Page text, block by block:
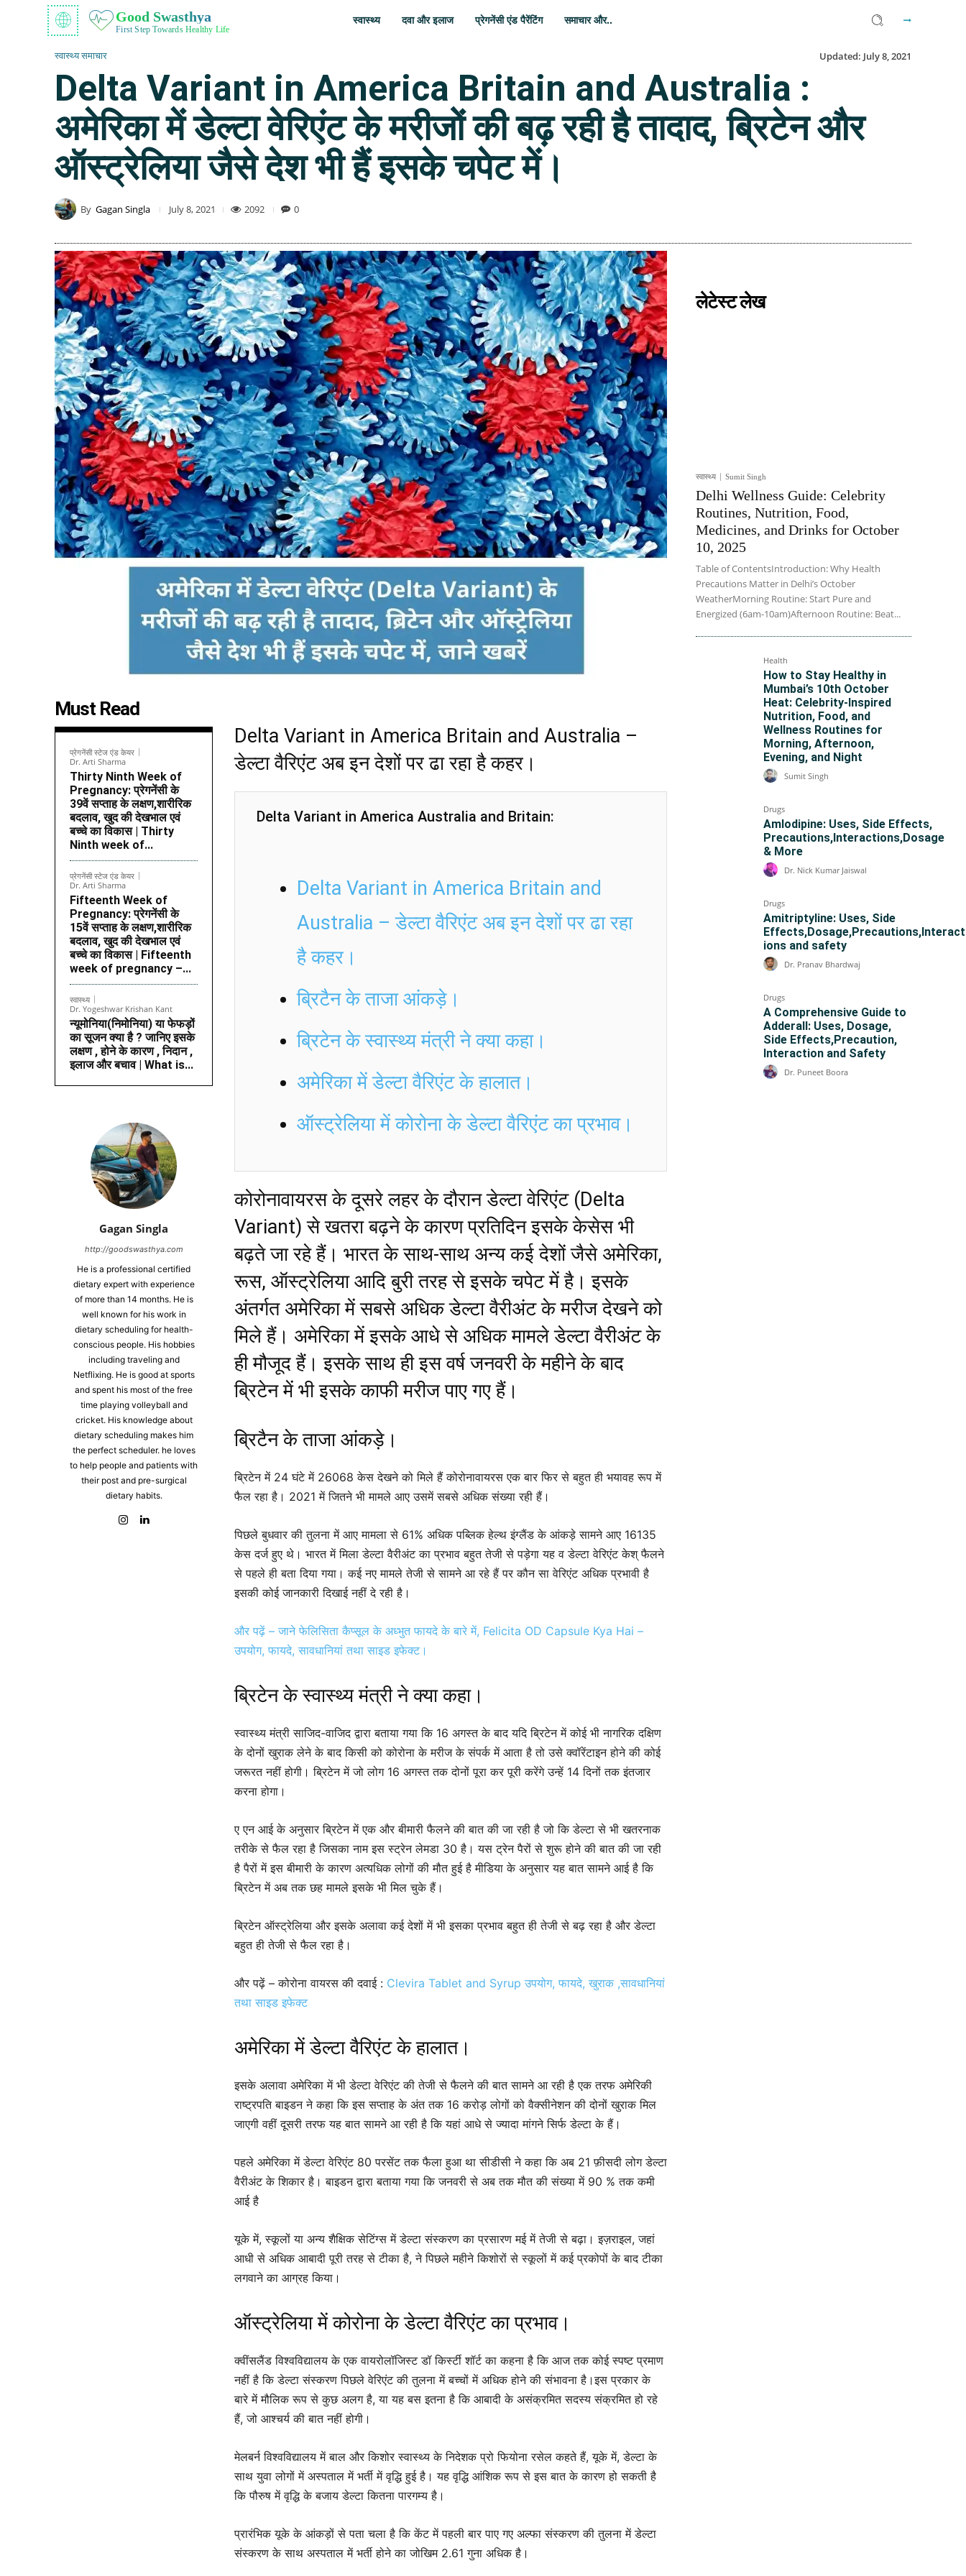
Good Swasthya
First Step Towards Healthy Life
स्वास्थ्य दवा और इलाज प्रेगनेंसी एंड पैरेंटिंग समाचार और..
स्वास्थ्य समाचार Updated: July 8, 2021
Delta Variant in America Britain and Australia :
अमेरिका में डेल्टा वेरिएंट के मरीजों की बढ़ रही है तादाद, ब्रिटेन और
ऑस्ट्रेलिया जैसे देश भी हैं इसके चपेट में।
By Gagan Singla July 8, 2021 2092 0
Must Read
प्रेगनेंसी स्टेज एंड केयर
Dr. Arti Sharma
Thirty Ninth Week of
Pregnancy: प्रेगनेंसी के
39वें सप्ताह के लक्षण,शारीरिक
बदलाव, खुद की देखभाल एवं
बच्चे का विकास | Thirty
Ninth week of...
प्रेगनेंसी स्टेज एंड केयर
Dr. Arti Sharma
Fifteenth Week of
Pregnancy: प्रेगनेंसी के
15वें सप्ताह के लक्षण,शारीरिक
बदलाव, खुद की देखभाल एवं
बच्चे का विकास | Fifteenth
week of pregnancy –...
स्वास्थ्य
Dr. Yogeshwar Krishan Kant
न्यूमोनिया(निमोनिया) या फेफड़ों
का सूजन क्या है ? जानिए इसके
लक्षण , होने के कारण , निदान ,
इलाज और बचाव | What is...
Gagan Singla
http://goodswasthya.com
He is a professional certified
dietary expert with experience
of more than 14 months. He is
well known for his work in
dietary scheduling for health-
conscious people. His hobbies
including traveling and
Netflixing. He is good at sports
and spent his most of the free
time playing volleyball and
cricket. His knowledge about
dietary scheduling makes him
the perfect scheduler. he loves
to help people and patients with
their post and pre-surgical
dietary habits.
Delta Variant in America Britain and Australia –
डेल्टा वैरिएंट अब इन देशों पर ढा रहा है कहर।
Delta Variant in America Australia and Britain:
Delta Variant in America Britain and
Australia – डेल्टा वैरिएंट अब इन देशों पर ढा रहा
है कहर।
ब्रिटैन के ताजा आंकड़े।
ब्रिटेन के स्वास्थ्य मंत्री ने क्या कहा।
अमेरिका में डेल्टा वैरिएंट के हालात।
ऑस्ट्रेलिया में कोरोना के डेल्टा वैरिएंट का प्रभाव।
कोरोनावायरस के दूसरे लहर के दौरान डेल्टा वेरिएंट (Delta
Variant) से खतरा बढ़ने के कारण प्रतिदिन इसके केसेस भी
बढ़ते जा रहे हैं। भारत के साथ-साथ अन्य कई देशों जैसे अमेरिका,
रूस, ऑस्ट्रेलिया आदि बुरी तरह से इसके चपेट में है। इसके
अंतर्गत अमेरिका में सबसे अधिक डेल्टा वैरीअंट के मरीज देखने को
मिले हैं। अमेरिका में इसके आधे से अधिक मामले डेल्टा वैरीअंट के
ही मौजूद हैं। इसके साथ ही इस वर्ष जनवरी के महीने के बाद
ब्रिटेन में भी इसके काफी मरीज पाए गए हैं।
ब्रिटैन के ताजा आंकड़े।
ब्रिटेन में 24 घंटे में 26068 केस देखने को मिले हैं कोरोनावायरस एक बार फिर से बहुत ही भयावह रूप में
फैल रहा है। 2021 में जितने भी मामले आए उसमें सबसे अधिक संख्या रही हैं।
पिछले बुधवार की तुलना में आए मामला से 61% अधिक पब्लिक हेल्थ इंग्लैंड के आंकड़े सामने आए 16135
केस दर्ज हुए थे। भारत में मिला डेल्टा वैरीअंट का प्रभाव बहुत तेजी से पड़ेगा यह व डेल्टा वेरिएंट ‌केश् फैलने
से पहले ही बता दिया गया। कई नए मामले तेजी से सामने आ रहे हैं पर कौन सा वेरिएंट अधिक प्रभावी है
इसकी कोई जानकारी दिखाई नहीं दे रही है।
और पढ़ें – जाने फेलिसिता कैप्सूल के अध्भुत फायदे के बारे में, Felicita OD Capsule Kya Hai –
उपयोग, फायदे, सावधानियां तथा साइड इफेक्ट।
ब्रिटेन के स्वास्थ्य मंत्री ने क्या कहा।
स्वास्थ्य मंत्री साजिद-वाजिद द्वारा बताया गया कि 16 अगस्त के बाद यदि ब्रिटेन में कोई भी नागरिक दक्षिण
के दोनों खुराक लेने के बाद किसी को कोरोना के मरीज के संपर्क में आता है तो उसे क्वॉरेंटाइन होने की कोई
जरूरत नहीं होगी। ब्रिटेन में जो लोग 16 अगस्त तक दोनों पूरा कर पूरी करेंगे उन्हें 14 दिनों तक इंतजार
करना होगा।
ए एन आई के अनुसार ब्रिटेन में एक और बीमारी फैलने की बात की जा रही है जो कि डेल्टा से भी खतरनाक
तरीके से फैल रहा है जिसका नाम इस स्ट्रेन लेमडा 30 है। यस ट्रेन पैरों से शुरू होने की बात की जा रही
है पैरों में इस बीमारी के कारण अत्यधिक लोगों की मौत हुई है मीडिया के अनुसार यह बात सामने आई है कि
ब्रिटेन में अब तक छह मामले इसके भी मिल चुके हैं।
ब्रिटेन ऑस्ट्रेलिया और इसके अलावा कई देशों में भी इसका प्रभाव बहुत ही तेजी से बढ़ रहा है और डेल्टा
बहुत ही तेजी से फैल रहा है।
और पढ़ें – कोरोना वायरस की दवाई : Clevira Tablet and Syrup उपयोग, फायदे, खुराक ,सावधानियां
तथा साइड इफेक्ट
अमेरिका में डेल्टा वैरिएंट के हालात।
इसके अलावा अमेरिका में भी डेल्टा वेरिएंट की तेजी से फैलने की बात सामने आ रही है एक तरफ अमेरिकी
राष्ट्रपति बाइडन ने कहा कि इस सप्ताह के अंत तक 16 करोड़ लोगों को वैक्सीनेशन की दोनों खुराक मिल
जाएगी वहीं दूसरी तरफ यह बात सामने आ रही है कि यहां आधे से ज्यादा मांगने सिर्फ डेल्टा के हैं।
पहले अमेरिका में डेल्टा वेरिएंट 80 परसेंट तक फैला हुआ था सीडीसी ने कहा कि अब 21 फ़ीसदी लोग डेल्टा
वैरीअंट के शिकार है। बाइडन द्वारा बताया गया कि जनवरी से अब तक मौत की संख्या में 90 % तक कमी
आई है
यूके में, स्कूलों या अन्य शैक्षिक सेटिंग्स में डेल्टा संस्करण का प्रसारण मई में तेजी से बढ़ा। इज़राइल, जहां
आधी से अधिक आबादी पूरी तरह से टीका है, ने पिछले महीने किशोरों से स्कूलों में कई प्रकोपों ​​​​के बाद टीका
लगवाने का आग्रह किया।
ऑस्ट्रेलिया में कोरोना के डेल्टा वैरिएंट का प्रभाव।
क्वींसलैंड विश्वविद्यालय के एक वायरोलॉजिस्ट डॉ किर्स्टी शॉर्ट का कहना है कि आज तक कोई स्पष्ट प्रमाण
नहीं है कि डेल्टा संस्करण पिछले वेरिएंट की तुलना में बच्चों में अधिक होने की संभावना है।इस प्रकार के
बारे में मौलिक रूप से कुछ अलग है, या यह बस इतना है कि आबादी के असंक्रमित सदस्य संक्रमित हो रहे
हैं, जो आश्चर्य की बात नहीं होगी।
मेलबर्न विश्वविद्यालय में बाल और किशोर स्वास्थ्य के निदेशक प्रो फियोना रसेल कहते हैं, यूके में, डेल्टा के
साथ युवा लोगों में अस्पताल में भर्ती में वृद्धि हुई है। यह वृद्धि आंशिक रूप से इस बात के कारण हो सकती है
कि पौरुष में वृद्धि के बजाय डेल्टा कितना पारगम्य है।
प्रारंभिक यूके के आंकड़ों से पता चला है कि केंट में पहली बार पाए गए अल्फा संस्करण की तुलना में डेल्टा
संस्करण के साथ अस्पताल में भर्ती होने का जोखिम 2.61 गुना अधिक है।
लेटेस्ट लेख
स्वास्थ्य Sumit Singh
Delhi Wellness Guide: Celebrity
Routines, Nutrition, Food,
Medicines, and Drinks for October
10, 2025
Table of ContentsIntroduction: Why Health
Precautions Matter in Delhi’s October
WeatherMorning Routine: Start Pure and
Energized (6am-10am)Afternoon Routine: Beat...
Health
How to Stay Healthy in
Mumbai’s 10th October
Heat: Celebrity-Inspired
Nutrition, Food, and
Wellness Routines for
Morning, Afternoon,
Evening, and Night
Sumit Singh
Drugs
Amlodipine: Uses, Side Effects,
Precautions,Interactions,Dosage
& More
Dr. Nick Kumar Jaiswal
Drugs
Amitriptyline: Uses, Side
Effects,Dosage,Precautions,Interact
ions and safety
Dr. Pranav Bhardwaj
Drugs
A Comprehensive Guide to
Adderall: Uses, Dosage,
Side Effects,Precaution,
Interaction and Safety
Dr. Puneet Boora